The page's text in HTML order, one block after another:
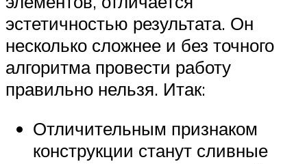
эстетичностью результата. Он
несколько сложнее и без точного
алгоритма провести работу
правильно нельзя. Итак:
Отличительным признаком
конструкции станут сливные